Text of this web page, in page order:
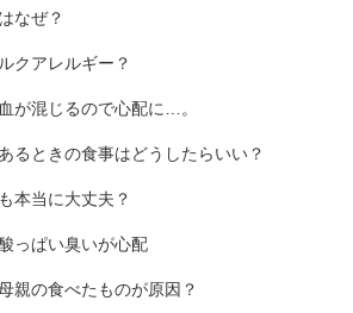
なぜ？
クアレルギー？
が混じるので心配に…。
るときの食事はどうしたらいい？
本当に大丈夫？
っぱい臭いが心配
親の食べたものが原因？